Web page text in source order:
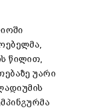
წილით,
უარი